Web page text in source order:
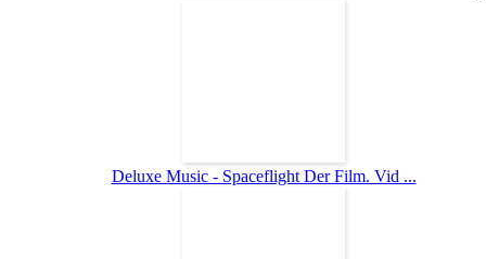
Deluxe Music - Spaceflight Der Film. Vid ...